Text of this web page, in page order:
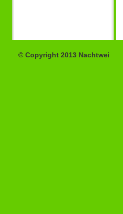
© Copyright 2013 Nachtwei